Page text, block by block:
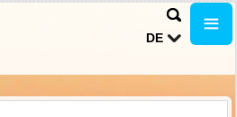
DE